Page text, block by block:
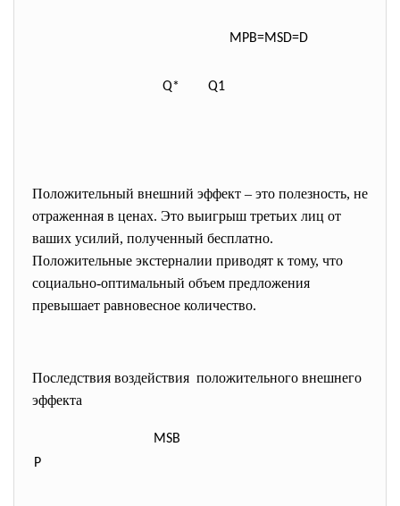
MPB=MSD=D
Q* Q1
Положительный внешний эффект – это полезность, не
отраженная в ценах. Это выигрыш третьих лиц от
ваших усилий, полученный бесплатно.
Положительные экстерналии приводят к тому, что
социально-оптимальный объем предложения
превышает равновесное количество.
Последствия воздействия положительного внешнего
эффекта
P
MSB